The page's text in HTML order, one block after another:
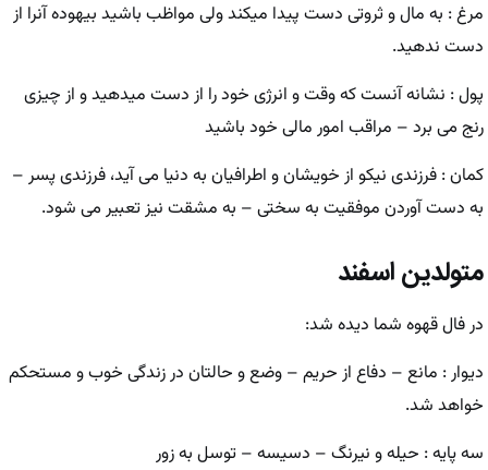
مرغ : به مال و ثروتی دست پیدا میکند ولی مواظب باشید بیهوده آنرا از
دست ندهید.
پول : نشانه آنست که وقت و انرژی خود را از دست میدهید و از چیزی
رنج می برد – مراقب امور مالی خود باشید
کمان : فرزندی نیکو از خویشان و اطرافیان به دنیا می آید، فرزندی پسر –
به دست آوردن موفقیت به سختی – به مشقت نیز تعبیر می شود.
متولدین اسفند
در فال قهوه شما دیده شد:
دیوار : مانع – دفاع از حریم – وضع و حالتان در زندگی خوب و مستحکم
خواهد شد.
سه پایه : حیله و نیرنگ – دسیسه – توسل به زور